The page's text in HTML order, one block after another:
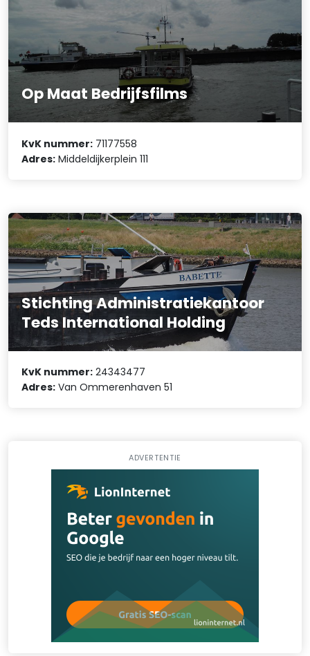
Op Maat Bedrijfsfilms
KvK nummer: 71177558
Adres: Middeldijkerplein 111
Stichting Administratiekantoor
Teds International Holding
KvK nummer: 24343477
Adres: Van Ommerenhaven 51
ADVERTENTIE